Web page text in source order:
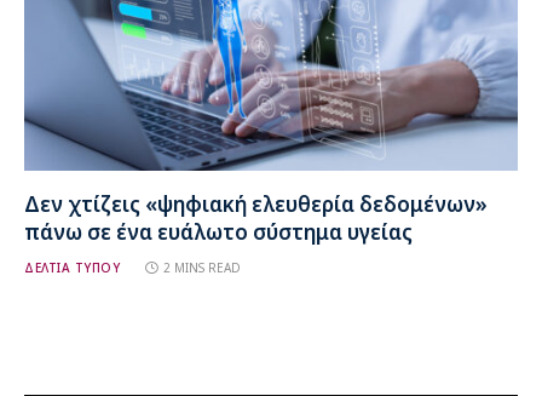
Δεν χτίζεις «ψηφιακή ελευθερία δεδομένων»
πάνω σε ένα ευάλωτο σύστημα υγείας
ΔΕΛΤΙΑ ΤΥΠΟΥ 2 MINS READ